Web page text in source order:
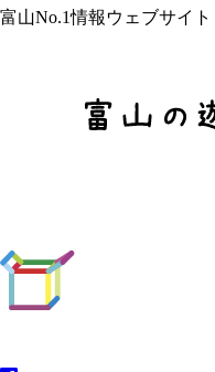
富山No.1情報ウェブサイト